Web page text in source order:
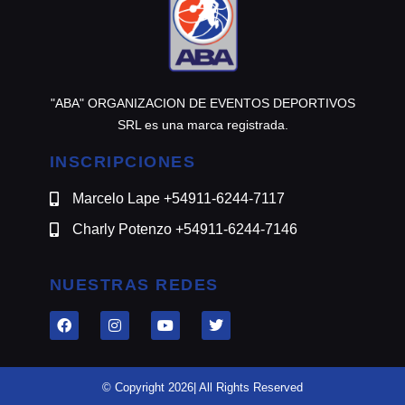
"ABA" ORGANIZACION DE EVENTOS DEPORTIVOS
SRL es una marca registrada.
INSCRIPCIONES
Marcelo Lape +54911-6244-7117
Charly Potenzo +54911-6244-7146
NUESTRAS REDES
© Copyright 2026| All Rights Reserved